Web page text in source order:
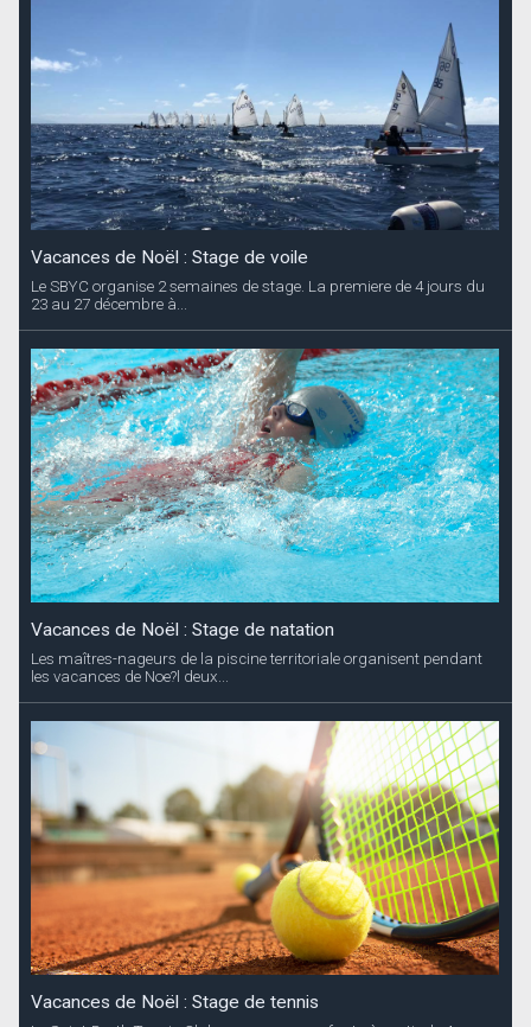
Le SBYC organise 2 semaines de stage. La premiere de 4 jours du
23 au 27 décembre à...
Vacances de Noël : Stage de natation
Les maîtres-nageurs de la piscine territoriale organisent pendant
les vacances de Noe?l deux...
Vacances de Noël : Stage de tennis
Le Saint-Barth Tennis Club propose aux enfants à partir de 4 ans,
deux stages pendant les...